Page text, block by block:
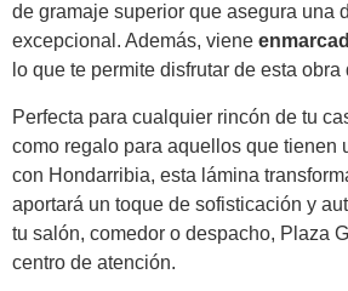
de gramaje superior que asegura una
excepcional. Además, viene
lo que te permite disfrutar de esta
Perfecta para cualquier rincón de tu
como regalo para aquellos que tienen
con Hondarribia, esta lámina
aportará un toque de sofisticación y
tu salón, comedor o despacho, Plaza
centro de atención.